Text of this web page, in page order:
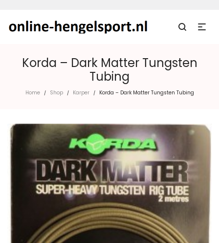
Korda – Dark Matter Tungsten
Tubing
Home / Shop / Karper / Korda – Dark Matter Tungsten Tubing